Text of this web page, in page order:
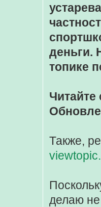
деньги.
топике
Также,
делаю не